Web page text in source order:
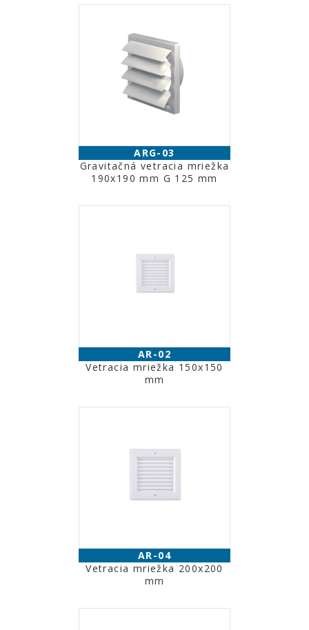
ARG-03
Gravitačná vetracia mriežka
190x190 mm G 125 mm
AR-02
Vetracia mriežka 150x150
mm
AR-04
Vetracia mriežka 200x200
mm